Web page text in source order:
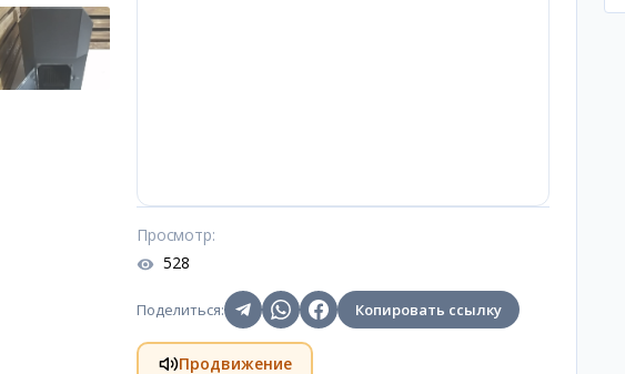
Просмотр:
528
Поделиться: Копировать ссылку
Продвижение